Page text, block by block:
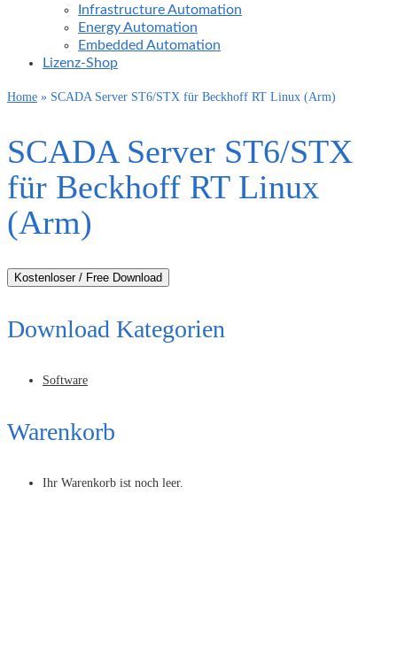
Infrastructure Automation
Energy Automation
Embedded Automation
Lizenz-Shop
Home » SCADA Server ST6/STX für Beckhoff RT Linux (Arm)
SCADA Server ST6/STX
für Beckhoff RT Linux
(Arm)
Kostenloser / Free Download
Download Kategorien
Software
Warenkorb
Ihr Warenkorb ist noch leer.